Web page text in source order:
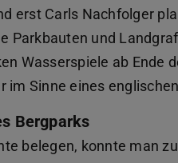
erst Carls Nachfolger
Parkbauten und
Wasserspiele ab Ende
im Sinne eines
Bergparks
belegen, konnte man